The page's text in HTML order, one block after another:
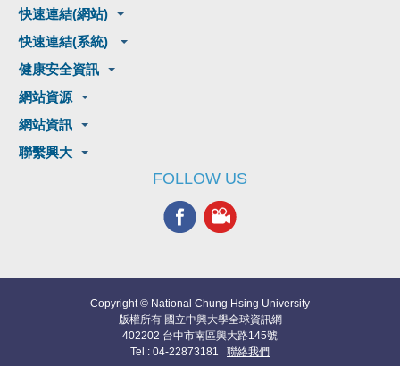
快速連結(網站)
快速連結(系統)
健康安全資訊
網站資源
網站資訊
聯繫興大
FOLLOW US
Copyright © National Chung Hsing University
版權所有 國立中興大學全球資訊網
402202 台中市南區興大路145號
Tel : 04-22873181 聯絡我們